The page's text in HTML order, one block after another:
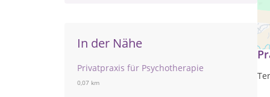
In der Nähe
Privatpraxis für Psychotherapie
0,07 km